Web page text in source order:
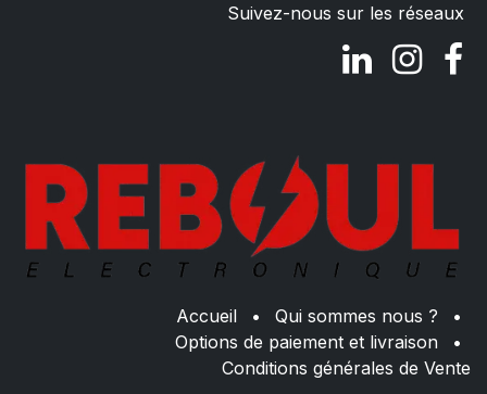
Suivez-nous sur les réseaux
Accueil • Qui sommes nous ?
•
Options de paiement et livraison
•
Conditions générales de Vente